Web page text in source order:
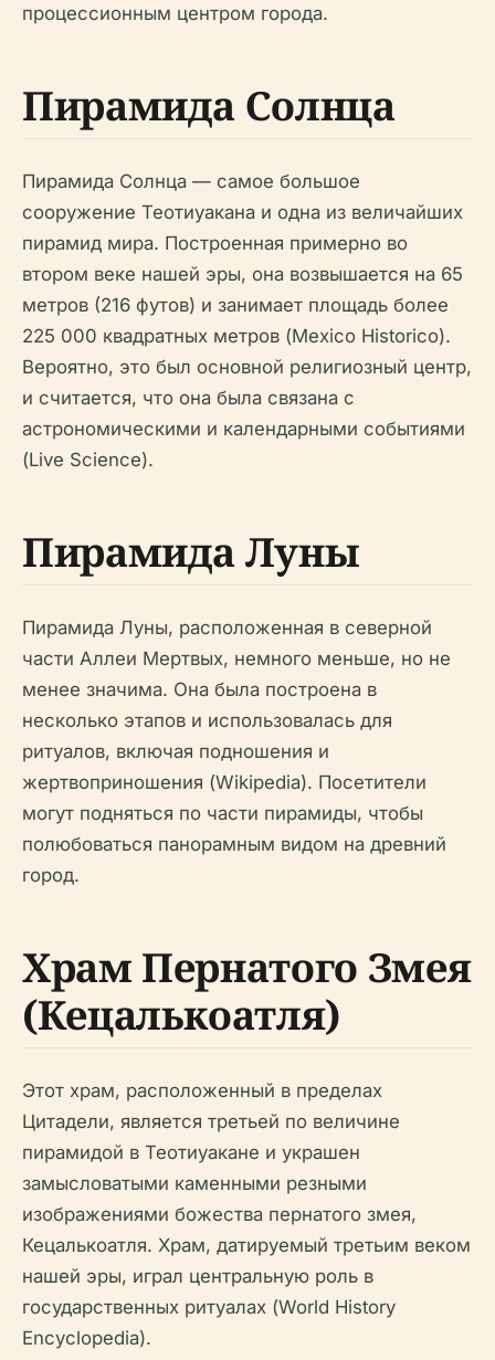
процессионным центром города.
Пирамида Солнца
Пирамида Солнца — самое большое
сооружение Теотиуакана и одна из величайших
пирамид мира. Построенная примерно во
втором веке нашей эры, она возвышается на 65
метров (216 футов) и занимает площадь более
225 000 квадратных метров (Mexico Historico).
Вероятно, это был основной религиозный центр,
и считается, что она была связана с
астрономическими и календарными событиями
(Live Science).
Пирамида Луны
Пирамида Луны, расположенная в северной
части Аллеи Мертвых, немного меньше, но не
менее значима. Она была построена в
несколько этапов и использовалась для
ритуалов, включая подношения и
жертвоприношения (Wikipedia). Посетители
могут подняться по части пирамиды, чтобы
полюбоваться панорамным видом на древний
город.
Храм Пернатого Змея
(Кецалькоатля)
Этот храм, расположенный в пределах
Цитадели, является третьей по величине
пирамидой в Теотиуакане и украшен
замысловатыми каменными резными
изображениями божества пернатого змея,
Кецалькоатля. Храм, датируемый третьим веком
нашей эры, играл центральную роль в
государственных ритуалах (World History
Encyclopedia).